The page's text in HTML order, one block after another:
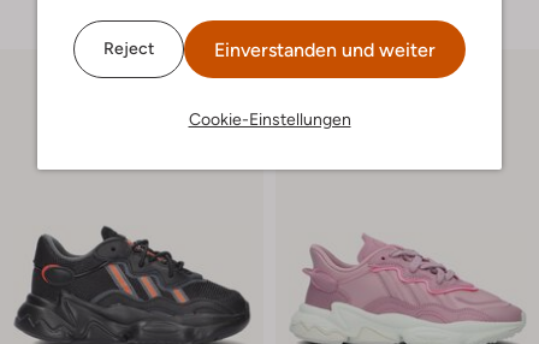
Reject Einverstanden und weiter
Cookie-Einstellungen